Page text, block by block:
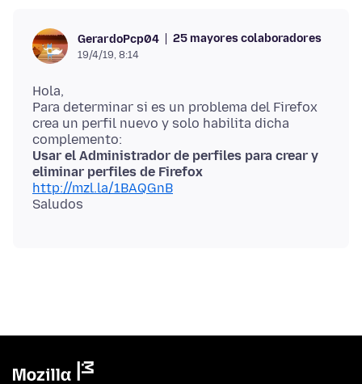
GerardoPcp04 25 mayores colaboradores
19/4/19, 8:14
Hola,
Para determinar si es un problema del Firefox
crea un perfil nuevo y solo habilita dicha
Usar el Administrador de perfiles para crear y
eliminar perfiles de Firefox
http://mzl.la/1BAQGnB